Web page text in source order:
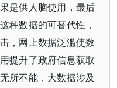
是供人脑使用，最后
种数据的可替代性，
，网上数据泛滥使数
提升了政府信息获取
所不能，大数据涉及